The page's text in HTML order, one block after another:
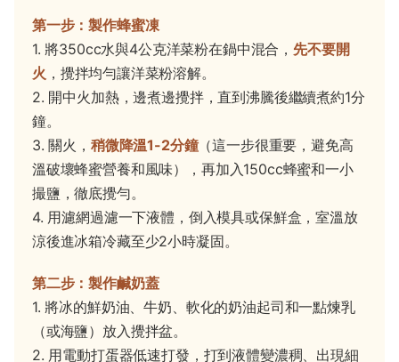
第一步：製作蜂蜜凍
1. 將350cc水與4公克洋菜粉在鍋中混合， 先不要開
火 ，攪拌均勻讓洋菜粉溶解。
2. 開中火加熱，邊煮邊攪拌，直到沸騰後繼續煮約1分
鐘。
3. 關火， 稍微降溫1-2分鐘（這一步很重要，避免高
溫破壞蜂蜜營養和風味），再加入150cc蜂蜜和一小
撮鹽，徹底攪勻。
4. 用濾網過濾一下液體，倒入模具或保鮮盒，室溫放
涼後進冰箱冷藏至少2小時凝固。
第二步：製作鹹奶蓋
1. 將冰的鮮奶油、牛奶、軟化的奶油起司和一點煉乳
（或海鹽）放入攪拌盆。
2. 用電動打蛋器低速打發，打到液體變濃稠、出現細